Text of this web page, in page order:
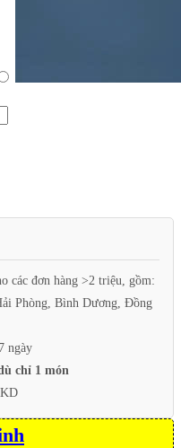
các đơn hàng >2 triệu, gồm:
Phòng, Bình Dương, Đồng
ngày
chỉ 1 món